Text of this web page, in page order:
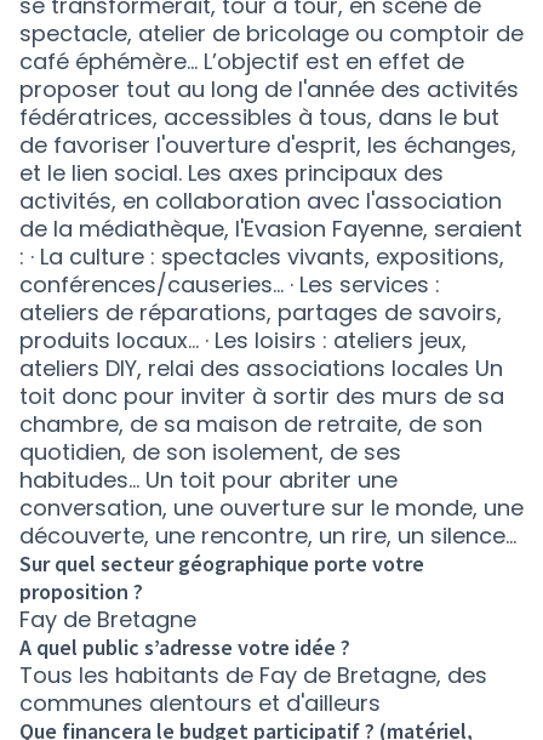
spectacle, atelier de bricolage ou comptoir de
café éphémère… L’objectif est en effet de
proposer tout au long de l'année des activités
fédératrices, accessibles à tous, dans le but
de favoriser l'ouverture d'esprit, les échanges,
et le lien social. Les axes principaux des
activités, en collaboration avec l'association
de la médiathèque, l'Evasion Fayenne, seraient
: · La culture : spectacles vivants, expositions,
conférences/causeries… · Les services :
ateliers de réparations, partages de savoirs,
produits locaux… · Les loisirs : ateliers jeux,
ateliers DIY, relai des associations locales Un
toit donc pour inviter à sortir des murs de sa
chambre, de sa maison de retraite, de son
quotidien, de son isolement, de ses
habitudes… Un toit pour abriter une
conversation, une ouverture sur le monde, une
découverte, une rencontre, un rire, un silence...
Sur quel secteur géographique porte votre
proposition ?
Fay de Bretagne
A quel public s’adresse votre idée ?
Tous les habitants de Fay de Bretagne, des
communes alentours et d'ailleurs
Que financera le budget participatif ? (matériel,